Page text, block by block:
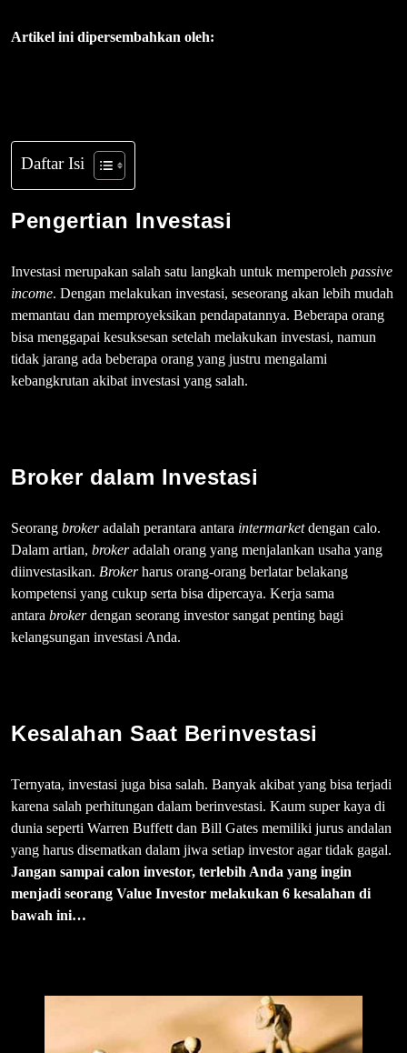
Artikel ini dipersembahkan oleh:
Daftar Isi
Pengertian Investasi
Investasi merupakan salah satu langkah untuk memperoleh passive
income. Dengan melakukan investasi, seseorang akan lebih mudah
memantau dan memproyeksikan pendapatannya. Beberapa orang
bisa menggapai kesuksesan setelah melakukan investasi, namun
tidak jarang ada beberapa orang yang justru mengalami
kebangkrutan akibat investasi yang salah.
Broker dalam Investasi
Seorang brokeradalah perantara antara intermarketdengan calo.
Dalam artian, brokeradalah orang yang menjalankan usaha yang
diinvestasikan. Brokerharus orang-orang berlatar belakang
kompetensi yang cukup serta bisa dipercaya. Kerja sama
antara brokerdengan seorang investor sangat penting bagi
kelangsungan investasi Anda.
Kesalahan Saat Berinvestasi
Ternyata, investasi juga bisa salah. Banyak akibat yang bisa terjadi
karena salah perhitungan dalam berinvestasi. Kaum super kaya di
dunia seperti Warren Buffett dan Bill Gates memiliki jurus andalan
yang harus disematkan dalam jiwa setiap investor agar tidak gagal.
Jangan sampai calon investor, terlebih Anda yang ingin
menjadi seorang Value Investor melakukan 6 kesalahan di
bawah ini…